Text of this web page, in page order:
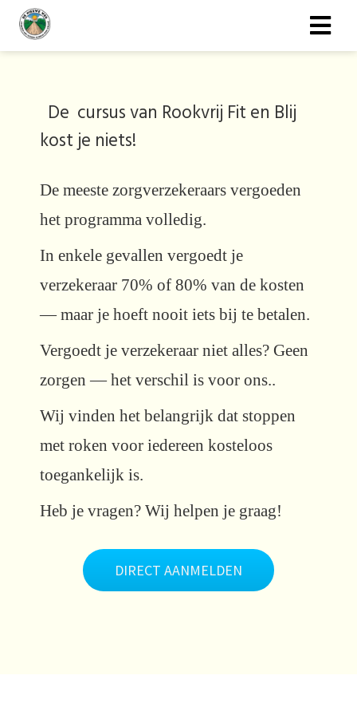
De cursus van Rookvrij Fit en Blij
kost je niets!
De meeste zorgverzekeraars vergoeden
het programma volledig.
In enkele gevallen vergoedt je
verzekeraar 70% of 80% van de kosten
— maar je hoeft nooit iets bij te betalen.
Vergoedt je verzekeraar niet alles? Geen
zorgen — het verschil is voor ons..
Wij vinden het belangrijk dat stoppen
met roken voor iedereen kosteloos
toegankelijk is.
Heb je vragen? Wij helpen je graag!
DIRECT AANMELDEN